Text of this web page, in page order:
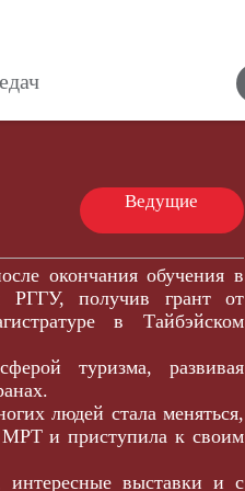
Ведущие
окончания обучения в
РГГУ, получив грант от
в Тайбэйском
туризма, развивая
людей стала меняться,
МРТ и приступила к своим
интересные выставки и с